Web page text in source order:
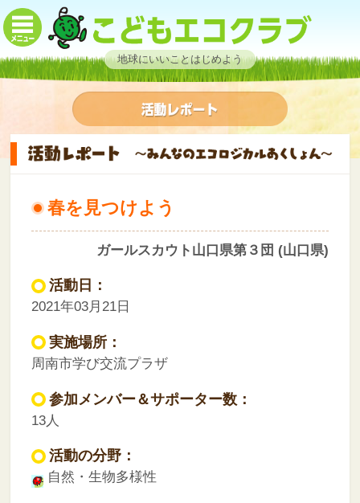
地球にいいことはじめよう
春を見つけよう
ガールスカウト山口県第３団 (山口県)
活動日：
2021年03月21日
実施場所：
周南市学び交流プラザ
参加メンバー＆サポーター数：
13人
活動の分野：
自然・生物多様性